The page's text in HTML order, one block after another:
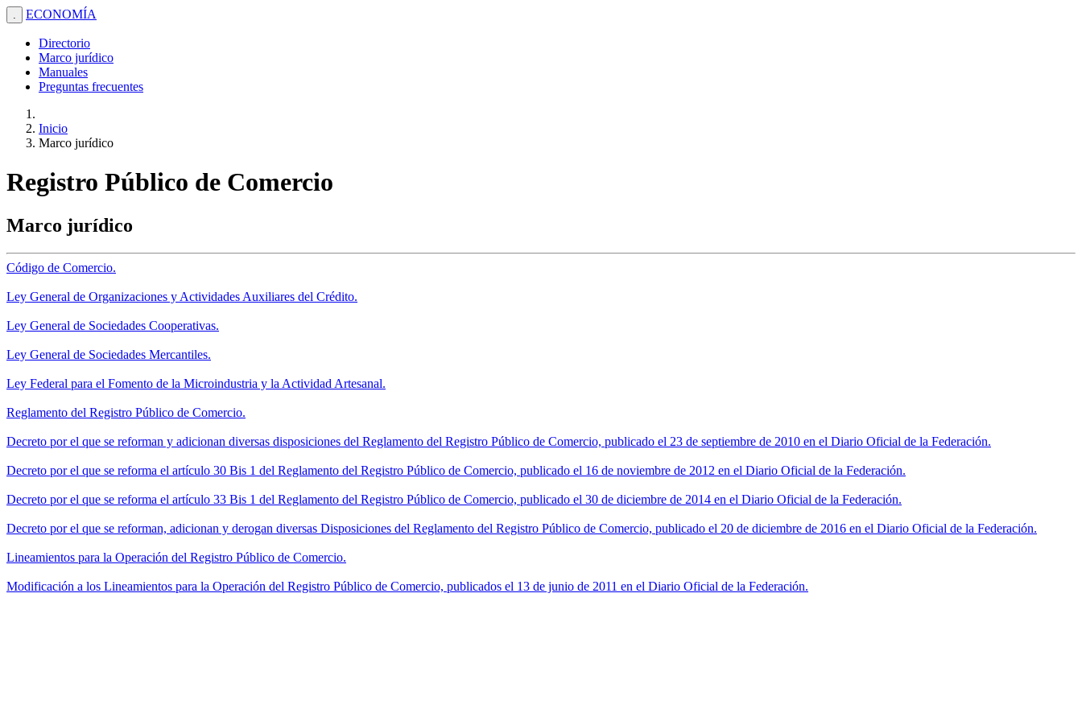
. ECONOMÍA
Directorio
Marco jurídico
Manuales
Preguntas frecuentes
Inicio
Marco jurídico
Registro Público de Comercio
Marco jurídico
Código de Comercio.
Ley General de Organizaciones y Actividades Auxiliares del Crédito.
Ley General de Sociedades Cooperativas.
Ley General de Sociedades Mercantiles.
Ley Federal para el Fomento de la Microindustria y la Actividad Artesanal.
Reglamento del Registro Público de Comercio.
Decreto por el que se reforman y adicionan diversas disposiciones del Reglamento del Registro Público de Comercio, publicado el 23 de septiembre de 2010 en el Diario Oficial de la Federación.
Decreto por el que se reforma el artículo 30 Bis 1 del Reglamento del Registro Público de Comercio, publicado el 16 de noviembre de 2012 en el Diario Oficial de la Federación.
Decreto por el que se reforma el artículo 33 Bis 1 del Reglamento del Registro Público de Comercio, publicado el 30 de diciembre de 2014 en el Diario Oficial de la Federación.
Decreto por el que se reforman, adicionan y derogan diversas Disposiciones del Reglamento del Registro Público de Comercio, publicado el 20 de diciembre de 2016 en el Diario Oficial de la Federación.
Lineamientos para la Operación del Registro Público de Comercio.
Modificación a los Lineamientos para la Operación del Registro Público de Comercio, publicados el 13 de junio de 2011 en el Diario Oficial de la Federación.